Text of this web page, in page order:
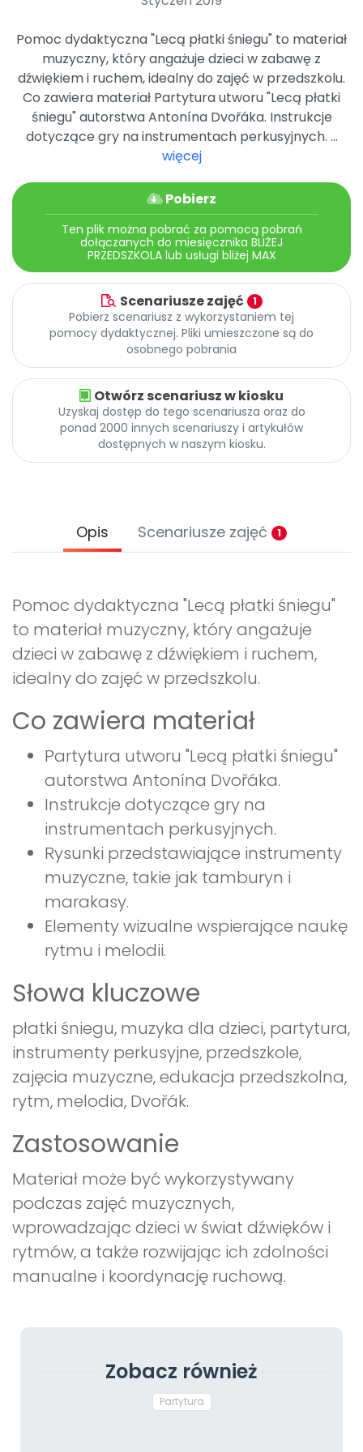
Archiwalne numery
Pomoc
Pomoc dydaktyczna "Lecą płatki śniegu" to materiał
muzyczny, który angażuje dzieci w zabawę z
dźwiękiem i ruchem, idealny do zajęć w przedszkolu.
Co zawiera materiał Partytura utworu "Lecą płatki
śniegu" autorstwa Antonína Dvořáka. Instrukcje
dotyczące gry na instrumentach perkusyjnych. ...
więcej
Pobierz
Ten plik można pobrać za pomocą pobrań
dołączanych do miesięcznika BLIŻEJ
PRZEDSZKOLA lub usługi bliżej MAX
Scenariusze zajęć 1
Pobierz scenariusz z wykorzystaniem tej
pomocy dydaktycznej. Pliki umieszczone są do
osobnego pobrania
Otwórz scenariusz w kiosku
Uzyskaj dostęp do tego scenariusza oraz do
ponad 2000 innych scenariuszy i artykułów
dostępnych w naszym kiosku.
Opis Scenariusze zajęć 1
Pomoc dydaktyczna "Lecą płatki śniegu"
to materiał muzyczny, który angażuje
dzieci w zabawę z dźwiękiem i ruchem,
idealny do zajęć w przedszkolu.
Co zawiera materiał
Partytura utworu "Lecą płatki śniegu"
autorstwa Antonína Dvořáka.
Instrukcje dotyczące gry na
instrumentach perkusyjnych.
Rysunki przedstawiające instrumenty
muzyczne, takie jak tamburyn i
marakasy.
Elementy wizualne wspierające naukę
rytmu i melodii.
Słowa kluczowe
płatki śniegu, muzyka dla dzieci, partytura,
instrumenty perkusyjne, przedszkole,
zajęcia muzyczne, edukacja przedszkolna,
rytm, melodia, Dvořák.
Zastosowanie
Materiał może być wykorzystywany
podczas zajęć muzycznych,
wprowadzając dzieci w świat dźwięków i
rytmów, a także rozwijając ich zdolności
manualne i koordynację ruchową.
Zobacz również
Partytura